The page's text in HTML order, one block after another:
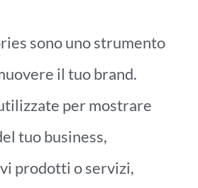
sono uno strumento
il tuo brand.
per mostrare
tuo business,
prodotti o servizi,